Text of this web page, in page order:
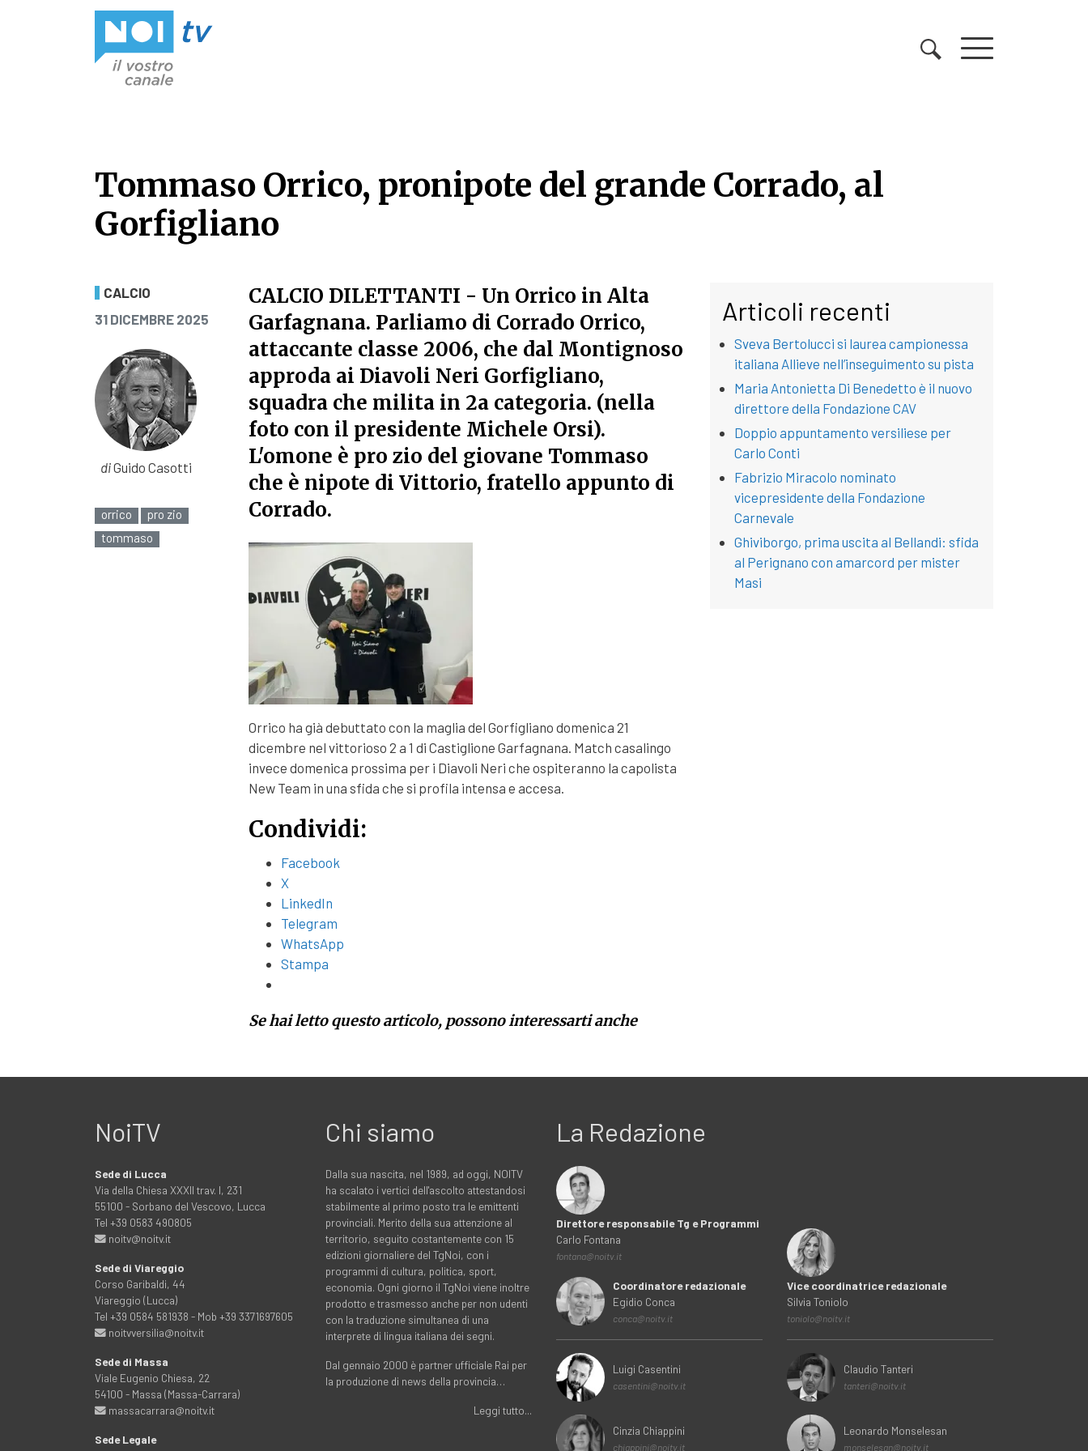
Tommaso Orrico, pronipote del grande Corrado, al
Gorfigliano
Tommaso Orrico, pronipote del grande Corrado, al Gorfigliano
CALCIO
PUBBLICATO IL
31 DICEMBRE 2025
diGuido Casotti
orrico
pro zio
tommaso
CALCIO DILETTANTI - Un Orrico in Alta
Garfagnana. Parliamo di Corrado Orrico,
attaccante classe 2006, che dal Montignoso
approda ai Diavoli Neri Gorfigliano,
squadra che milita in 2a categoria. (nella
foto con il presidente Michele Orsi).
L'omone è pro zio del giovane Tommaso
che è nipote di Vittorio, fratello appunto di
Corrado.
Orrico ha già debuttato con la maglia del Gorfigliano domenica 21
dicembre nel vittorioso 2 a 1 di Castiglione Garfagnana. Match casalingo
invece domenica prossima per i Diavoli Neri che ospiteranno la capolista
New Team in una sfida che si profila intensa e accesa.
Condividi:
Facebook
X
LinkedIn
Telegram
WhatsApp
Stampa
Se hai letto questo articolo, possono interessarti anche
Articoli recenti
Sveva Bertolucci si laurea campionessa
italiana Allieve nell’inseguimento su pista
Maria Antonietta Di Benedetto è il nuovo
direttore della Fondazione CAV
Doppio appuntamento versiliese per
Carlo Conti
Fabrizio Miracolo nominato
vicepresidente della Fondazione
Carnevale
Ghiviborgo, prima uscita al Bellandi: sfida
al Perignano con amarcord per mister
Masi
NoiTV
Sede di Lucca
Via della Chiesa XXXII trav. I, 231
55100 - Sorbano del Vescovo, Lucca
Tel +39 0583 490805
noitv@noitv.it
Sede di Viareggio
Corso Garibaldi, 44
Viareggio (Lucca)
Tel +39 0584 581938 - Mob +39 3371697605
noitvversilia@noitv.it
Sede di Massa
Viale Eugenio Chiesa, 22
54100 - Massa (Massa-Carrara)
massacarrara@noitv.it
Sede Legale
Chi siamo
Dalla sua nascita, nel 1989, ad oggi, NOITV
ha scalato i vertici dell'ascolto attestandosi
stabilmente al primo posto tra le emittenti
provinciali. Merito della sua attenzione al
territorio, seguito costantemente con 15
edizioni giornaliere del TgNoi, con i
programmi di cultura, politica, sport,
economia. Ogni giorno il TgNoi viene inoltre
prodotto e trasmesso anche per non udenti
con la traduzione simultanea di una
interprete di lingua italiana dei segni.
Dal gennaio 2000 è partner ufficiale Rai per
la produzione di news della provincia…
Leggi tutto...
La Redazione
Direttore responsabile Tg e Programmi
Carlo Fontana
fontana@noitv.it
Coordinatore redazionale
Egidio Conca
conca@noitv.it
Luigi Casentini
casentini@noitv.it
Cinzia Chiappini
chiappini@noitv.it
Vice coordinatrice redazionale
Silvia Toniolo
toniolo@noitv.it
Claudio Tanteri
tanteri@noitv.it
Leonardo Monselesan
monselesan@noitv.it